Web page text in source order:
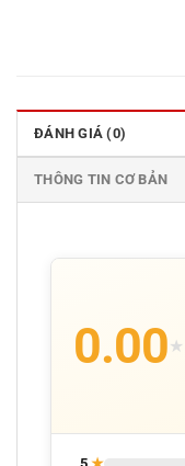
ĐÁNH GIÁ (0)
THÔNG TIN CƠ BẢN
0.00★